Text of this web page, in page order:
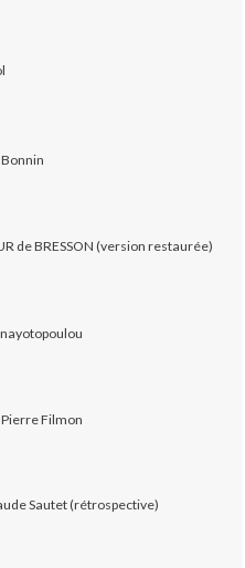
Bonnin
de BRESSON (version restaurée)
Pierre Filmon
Sautet (rétrospective)